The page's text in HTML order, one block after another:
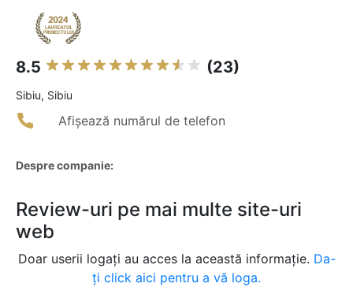
8.5 (23)
Sibiu, Sibiu
Afișează numărul de telefon
Despre companie:
Review-uri pe mai multe site-uri
web
Doar userii logați au acces la această informație. Da-
ți click aici pentru a vă loga.